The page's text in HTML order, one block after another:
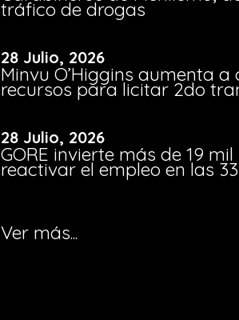
tráfico de drogas
28 Julio, 2026
Minvu O’Higgins aumenta a
recursos para licitar 2do
28 Julio, 2026
GORE invierte más de 19
reactivar el empleo en las
Ver más...